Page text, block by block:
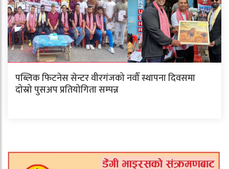
पब्लिक फिटनेस सेन्टर वीरगंजको नवौँ स्थापना दिवसमा
दोस्रो पुसअप प्रतियोगिता सम्पन्न